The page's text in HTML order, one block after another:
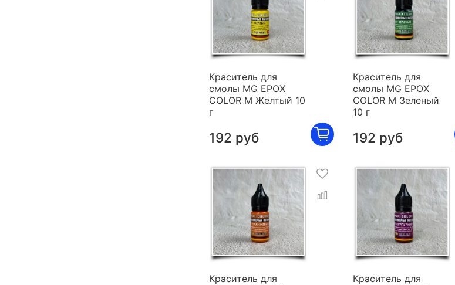
Краситель для
смолы MG EPOX
COLOR M Желтый 10
г
192 руб
Краситель для
смолы MG EPOX
COLOR M Зеленый
10 г
192 руб
Краситель для
Краситель для